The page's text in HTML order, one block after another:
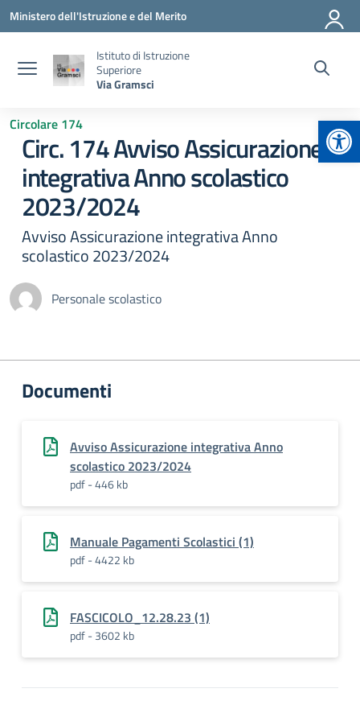
Vai ai contenuti
Vai al menu di navigazione
Vai al footer
Ministero dell'Istruzione e del Merito
Istituto di Istruzione
Superiore
Via Gramsci
Circolare 174
Circ. 174 Avviso Assicurazione
integrativa Anno scolastico
2023/2024
Avviso Assicurazione integrativa Anno
scolastico 2023/2024
Personale scolastico
Documenti
Avviso Assicurazione integrativa Anno
scolastico 2023/2024
pdf - 446 kb
Manuale Pagamenti Scolastici (1)
pdf - 4422 kb
FASCICOLO_12.28.23 (1)
pdf - 3602 kb